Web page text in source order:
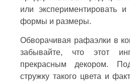
или экспериментировать
формы и размеры.
Обворачивая рафаэлки в
забывайте, что этот
прекрасным декором.
стружку такого цвета и